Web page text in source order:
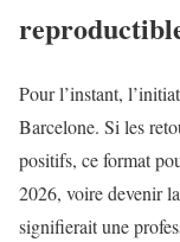
Pour l’instant,
Barcelone. Si les
positifs, ce format
2026, voire devenir
signifierait une